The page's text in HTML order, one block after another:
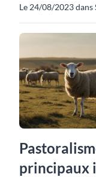
Le 24/08/2023
principaux